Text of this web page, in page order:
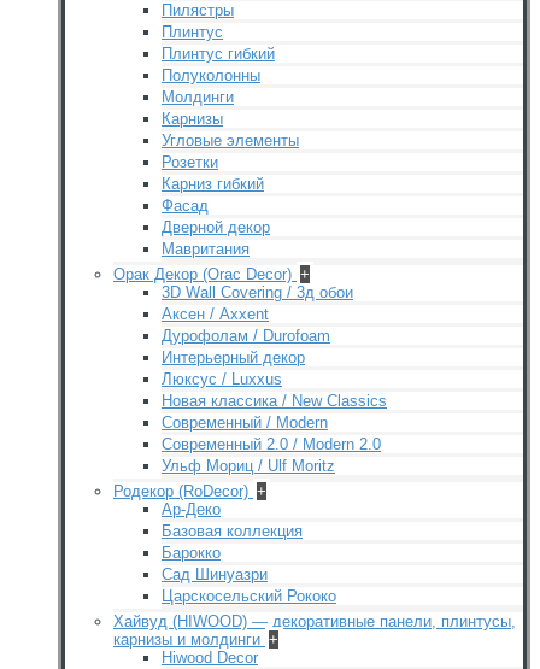
Пилястры
Плинтус
Плинтус гибкий
Полуколонны
Молдинги
Карнизы
Угловые элементы
Розетки
Карниз гибкий
Фасад
Дверной декор
Мавритания
Орак Декор (Orac Decor) +
3D Wall Covering / 3д обои
Аксен / Axxent
Дурофолам / Durofoam
Интерьерный декор
Люксус / Luxxus
Новая классика / New Classics
Современный / Modern
Современный 2.0 / Modern 2.0
Ульф Мориц / Ulf Moritz
Родекор (RoDecor) +
Ар-Деко
Базовая коллекция
Барокко
Сад Шинуазри
Царскосельский Рококо
Хайвуд (HIWOOD) — декоративные панели, плинтусы,
карнизы и молдинги +
Hiwood Decor